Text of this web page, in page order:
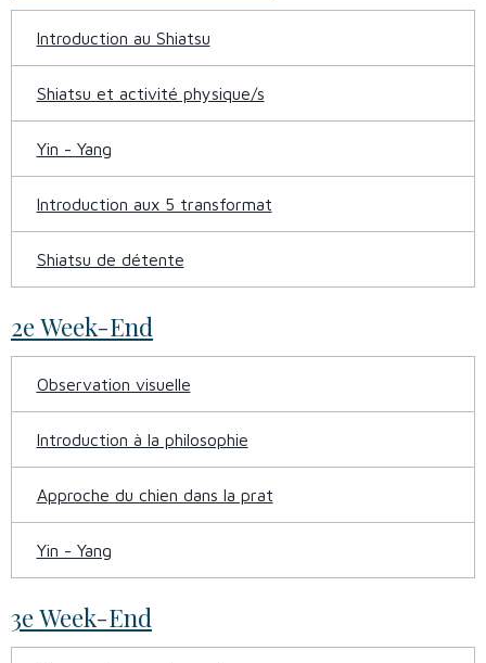
Introduction au Shiatsu
Shiatsu et activité physique/s
Yin - Yang
Introduction aux 5 transformat
Shiatsu de détente
2e Week-End
Observation visuelle
Introduction à la philosophie
Approche du chien dans la prat
Yin - Yang
3e Week-End